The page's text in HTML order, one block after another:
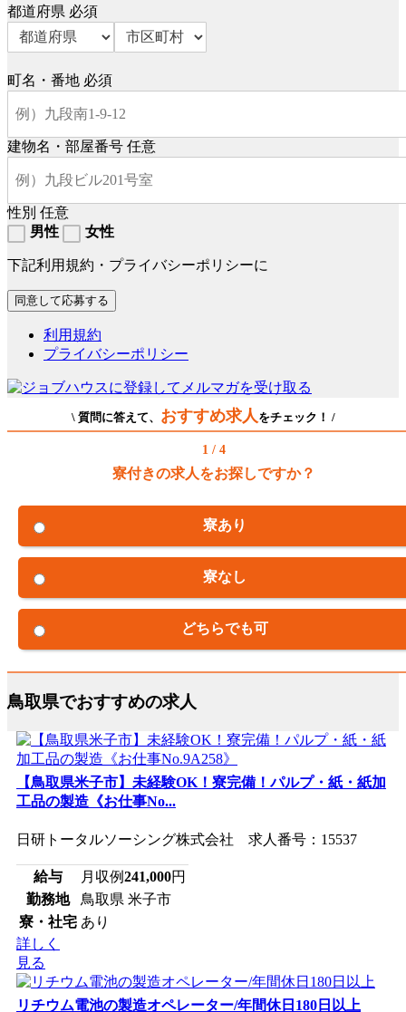
都道府県 必須
町名・番地 必須
建物名・部屋番号 任意
性別 任意
男性
女性
下記利用規約・プライバシーポリシーに
利用規約
プライバシーポリシー
\ 質問に答えて、 おすすめ求人をチェック！ /
1 / 4
寮付きの求人をお探しですか？
寮あり
寮なし
どちらでも可
鳥取県でおすすめの求人
【鳥取県米子市】未経験OK！寮完備！パルプ・紙・紙加
工品の製造《お仕事No...
日研トータルソーシング株式会社 求人番号：15537
給与 月収例241,000円
勤務地
鳥取県 米子市
寮・社宅 あり
詳しく
見る
リチウム電池の製造オペレーター/年間休日180日以上